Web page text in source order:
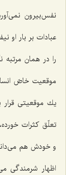
نفس‌بیرون
عبادات بر بار او
را در همان
موقعیت خاصّ
یك موقعیتی قرار
تعلّق كثرات
و خودش هم
اظهار شرمندگی